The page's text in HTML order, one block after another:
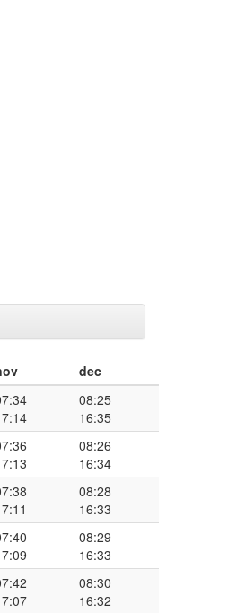
dec
08:25
16:35
08:26
16:34
08:28
16:33
08:29
16:33
08:30
16:32